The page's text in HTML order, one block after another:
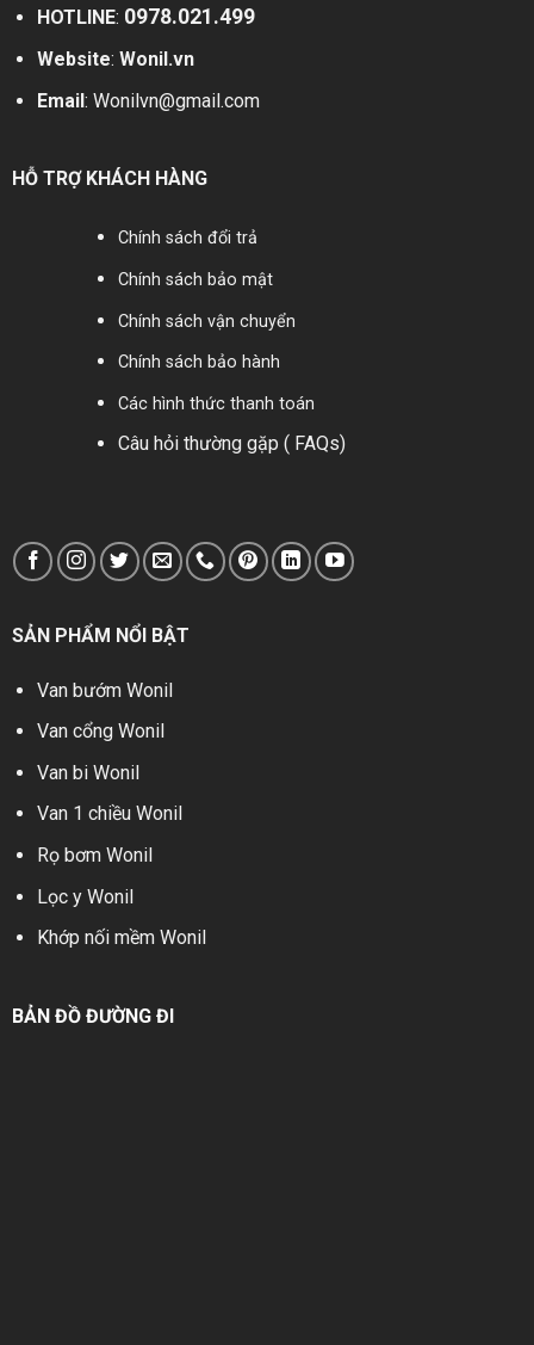
HOTLINE: 0978.021.499
Website: Wonil.vn
Email: Wonilvn@gmail.com
HỖ TRỢ KHÁCH HÀNG
Chính sách đổi trả
Chính sách bảo mật
Chính sách vận chuyển
Chính sách bảo hành
Các hình thức thanh toán
Câu hỏi thường gặp ( FAQs)
SẢN PHẨM NỔI BẬT
Van bướm Wonil
Van cổng Wonil
Van bi Wonil
Van 1 chiều Wonil
Rọ bơm Wonil
Lọc y Wonil
Khớp nối mềm Wonil
BẢN ĐỒ ĐƯỜNG ĐI